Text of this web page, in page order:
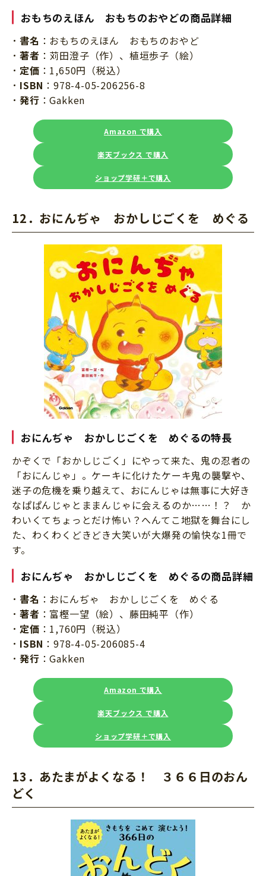
おもちのえほん おもちのおやどの商品詳細
書名 ：おもちのえほん おもちのおやど
著者 ：苅田澄子（作）、植垣歩子（絵）
定価 ：1,650円（税込）
ISBN ：978-4-05-206256-8
発行 ：Gakken
Amazon で購入
楽天ブックス で購入
ショップ学研＋で購入
12．おにんぢゃ おかしじごくを めぐる
おにんぢゃ おかしじごくを めぐるの特長
かぞくで「おかしじごく」にやって来た、鬼の忍者の
「おにんじゃ」。ケーキに化けたケーキ鬼の襲撃や、
迷子の危機を乗り越えて、おにんじゃは無事に大好き
なぱぱんじゃとままんじゃに会えるのか……！？ か
わいくてちょっとだけ怖い？へんてこ地獄を舞台にし
た、わくわくどきどき大笑いが大爆発の愉快な1冊で
す。
おにんぢゃ おかしじごくを めぐるの商品詳細
書名 ：おにんぢゃ おかしじごくを めぐる
著者 ：富樫一望（絵）、藤田純平（作）
定価 ：1,760円（税込）
ISBN ：978-4-05-206085-4
発行 ：Gakken
Amazon で購入
楽天ブックス で購入
ショップ学研＋で購入
13．あたまがよくなる！ ３６６日のおん
どく